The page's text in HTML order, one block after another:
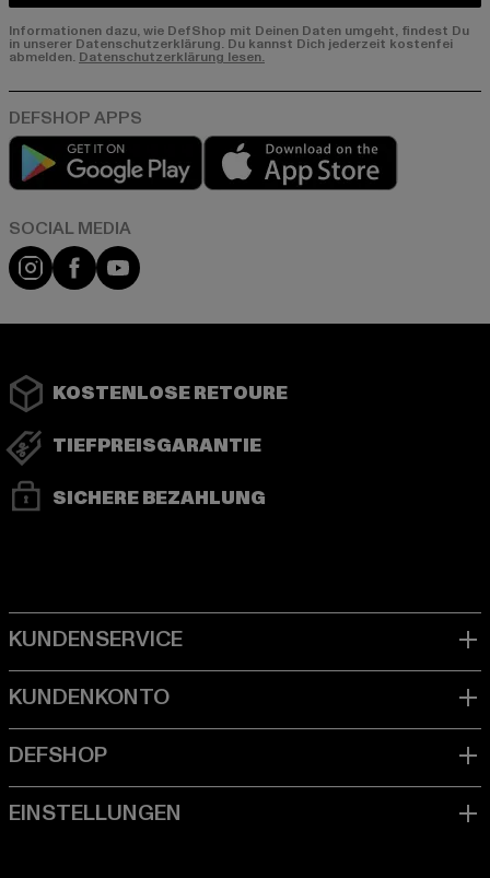
Informationen dazu, wie DefShop mit Deinen Daten umgeht, findest Du
in unserer Datenschutzerklärung. Du kannst Dich jederzeit kostenfei
abmelden.Datenschutzerklärung lesen.
Play market
Instagram
FacebookYouTube
KOSTENLOSE RETOURE
TIEFPREISGARANTIE
SICHERE BEZAHLUNG